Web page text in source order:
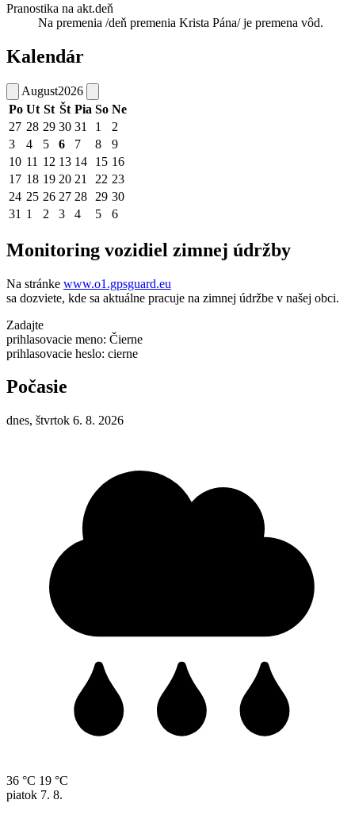
Pranostika na akt.deň
Na premenia /deň premenia Krista Pána/ je premena vôd.
Kalendár
August2026
Po Ut St Št Pia So Ne
27 28 29 30 31 1
2
3
4 5 6 7 8
9
10 11 12 13 14 15 16
17 18 19 20 21 22 23
24 25 26 27 28 29 30
31 1 2 3 4 5 6
Monitoring vozidiel zimnej údržby
Na stránke www.o1.gpsguard.eu
sa dozviete, kde sa aktuálne pracuje na zimnej údržbe v našej obci.
Zadajte
prihlasovacie meno: Čierne
prihlasovacie heslo: cierne
Počasie
dnes, štvrtok 6. 8. 2026
36 °C 19 °C
piatok 7. 8.